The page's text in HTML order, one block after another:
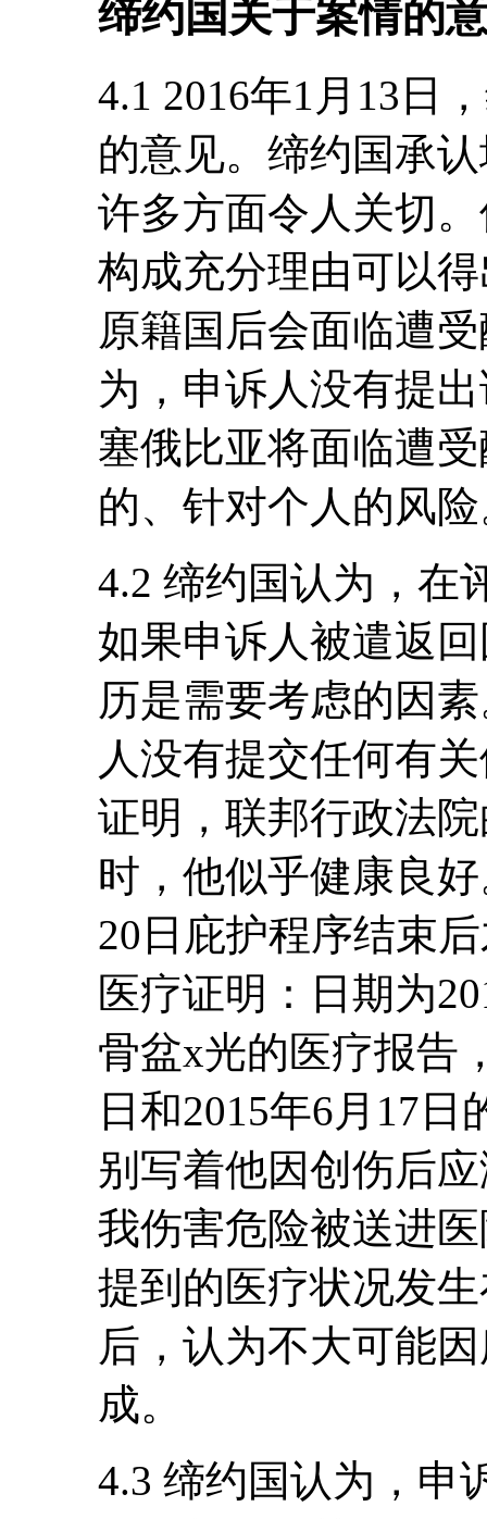
缔约国关于案情的
4.1 2016年1月13日
的意见。缔约国承
许多方面令人关切
构成充分理由可以
原籍国后会面临遭
为，申诉人没有提
塞俄比亚将面临遭
的、针对个人的风
4.2 缔约国认为，在
如果申诉人被遣返
历是需要考虑的因
人没有提交任何有
证明，联邦行政法
时，他似乎健康良
20日庇护程序结束
医疗证明：日期为
骨盆x光的医疗报告
日和2015年6月17
别写着他因创伤后
我伤害危险被送进
提到的医疗状况发
后，认为不大可能
成。
4.3 缔约国认为，申